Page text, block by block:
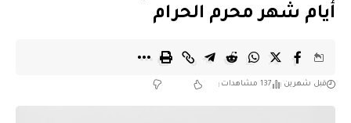
أيام شهر محرم الحرام
قبل شهرين 137 مشاهدات